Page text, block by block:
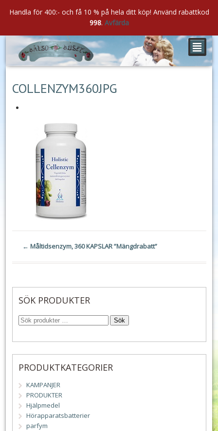
²
COLLENZYM360JPG
← Måltidsenzym, 360 KAPSLAR ”Mängdrabatt”
SÖK PRODUKTER
Sök
PRODUKTKATEGORIER
KAMPANJER
PRODUKTER
Hjälpmedel
Hörapparatsbatterier
parfym
Handla för 400:- och få 10 % på hela ditt köp! Använd rabattkod
998. Avfärda